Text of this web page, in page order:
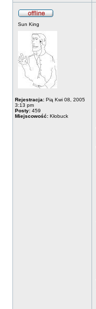
Sun King
Rejestracja: Pią Kwi 08, 2005
3:13 pm
Posty: 459
Miejscowość: Kłobuck